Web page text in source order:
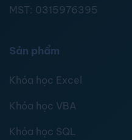
MST: 0315976395
Sản phẩm
Khóa học Excel
Khóa học VBA
Khóa học SQL